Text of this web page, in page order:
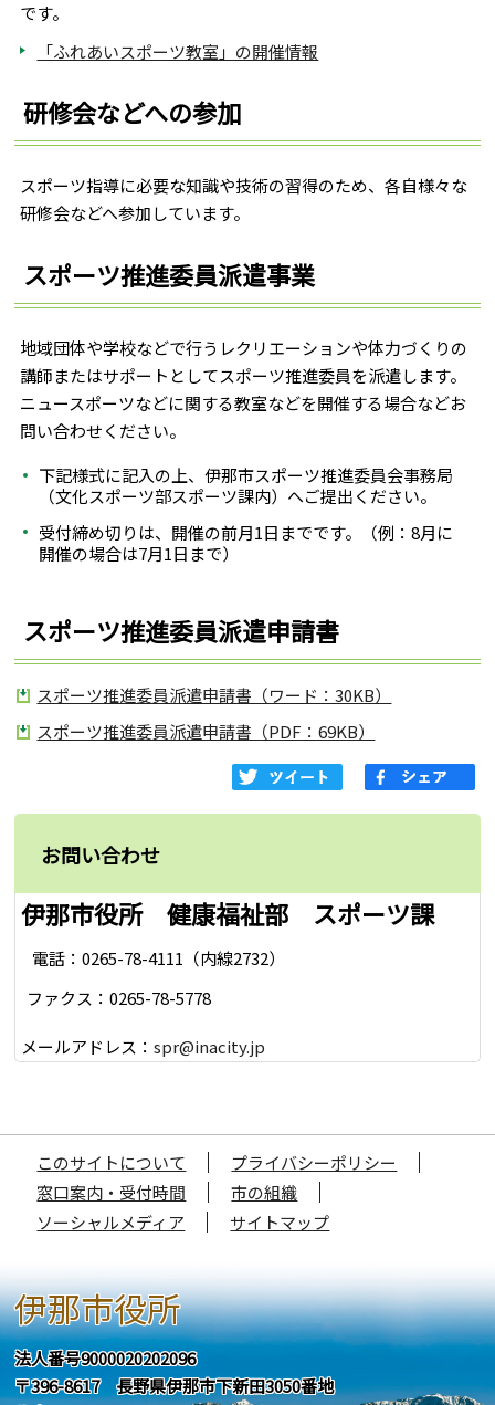
です。
「ふれあいスポーツ教室」の開催情報
研修会などへの参加
スポーツ指導に必要な知識や技術の習得のため、各自様々な
研修会などへ参加しています。
スポーツ推進委員派遣事業
地域団体や学校などで行うレクリエーションや体力づくりの
講師またはサポートとしてスポーツ推進委員を派遣します。
ニュースポーツなどに関する教室などを開催する場合などお
問い合わせください。
下記様式に記入の上、伊那市スポーツ推進委員会事務局
（文化スポーツ部スポーツ課内）へご提出ください。
受付締め切りは、開催の前月1日までです。（例：8月に
開催の場合は7月1日まで）
スポーツ推進委員派遣申請書
スポーツ推進委員派遣申請書（ワード：30KB）
スポーツ推進委員派遣申請書（PDF：69KB）
お問い合わせ
伊那市役所 健康福祉部 スポーツ課
電話：0265-78-4111（内線2732）
ファクス：0265-78-5778
メールアドレス：spr@inacity.jp
このサイトについて
プライバシーポリシー
窓口案内・受付時間
市の組織
ソーシャルメディア
サイトマップ
伊那市役所
法人番号9000020202096
〒396-8617 長野県伊那市下新田3050番地